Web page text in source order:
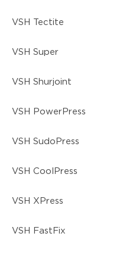
VSH Tectite
VSH Super
VSH Shurjoint
VSH PowerPress
VSH SudoPress
VSH CoolPress
VSH XPress
VSH FastFix